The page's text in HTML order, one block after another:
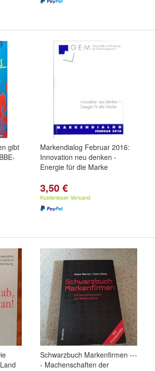
gibt
Markendialog Februar 2016:
Innovation neu denken -
Energie für die Marke
3,50 €
Kostenloser Versand
Schwarzbuch Markenfirmen ---
- Machenschaften der